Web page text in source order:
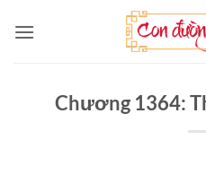
qua
Chương 1364: